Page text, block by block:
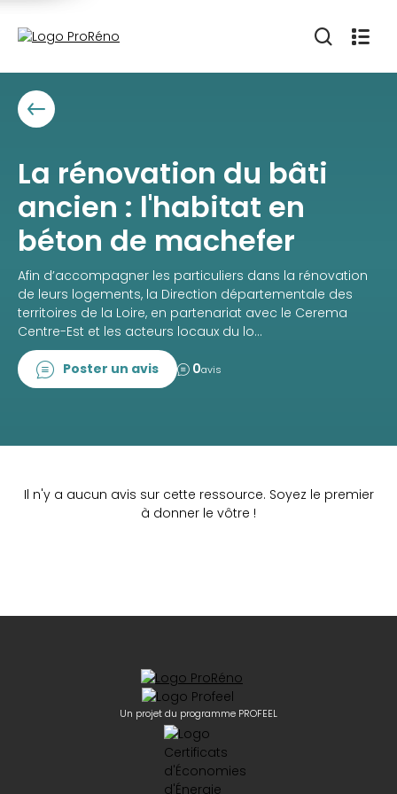
La rénovation du bâti
ancien : l'habitat en
béton de machefer
Afin d’accompagner les particuliers dans la rénovation
de leurs logements, la Direction départementale des
territoires de la Loire, en partenariat avec le Cerema
Centre-Est et les acteurs locaux du lo...
Poster un avis 0avis
Il n'y a aucun avis sur cette ressource. Soyez le premier
à donner le vôtre !
Un projet du programme PROFEEL